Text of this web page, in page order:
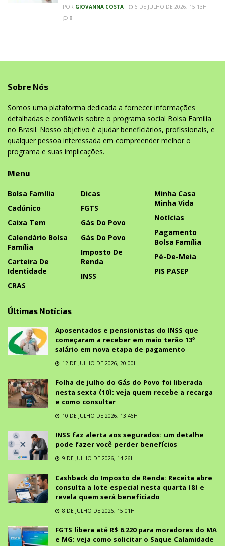
POR GIOVANNA COSTA
6 DE JULHO DE 2026, 15:13H
0
Sobre Nós
Somos uma plataforma dedicada a fornecer informações
detalhadas e confiáveis sobre o programa social Bolsa Família
no Brasil. Nosso objetivo é ajudar beneficiários, profissionais, e
qualquer pessoa interessada em compreender melhor o
programa e suas implicações.
Menu
Bolsa Família
Cadúnico
Caixa Tem
Calendário Bolsa
Família
Carteira De
Identidade
CRAS
Dicas
FGTS
Gás Do Povo
Gás Do Povo
Imposto De
Renda
INSS
Minha Casa
Minha Vida
Notícias
Pagamento
Bolsa Família
Pé-De-Meia
PIS PASEP
Últimas Notícias
Aposentados e pensionistas do INSS que
começaram a receber em maio terão 13º
salário em nova etapa de pagamento
12 DE JULHO DE 2026, 20:00H
Folha de julho do Gás do Povo foi liberada
nesta sexta (10): veja quem recebe a recarga
e como consultar
10 DE JULHO DE 2026, 13:46H
INSS faz alerta aos segurados: um detalhe
pode fazer você perder benefícios
9 DE JULHO DE 2026, 14:26H
Cashback do Imposto de Renda: Receita abre
consulta a lote especial nesta quarta (8) e
revela quem será beneficiado
8 DE JULHO DE 2026, 15:01H
FGTS libera até R$ 6.220 para moradores do MA
e MG: veja como solicitar o Saque Calamidade